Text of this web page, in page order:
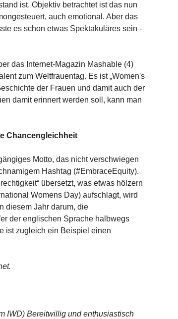
ist. Objektiv betrachtet ist das nun
auch emotional. Aber das
es schon etwas Spektakuläres sein -
das Internet-Magazin Mashable (4)
zum Weltfrauentag. Es ist „Women's
der Frauen und damit auch der
damit erinnert werden soll, kann man
Chancengleichheit
Motto, das nicht verschwiegen
Hashtag (#EmbraceEquity).
übersetzt, was etwas hölzern
Womens Day) aufschlagt, wird
diesem Jahr darum, die
der englischen Sprache halbwegs
ist zugleich ein Beispiel einen
IWD) Bereitwillig und enthusiastisch